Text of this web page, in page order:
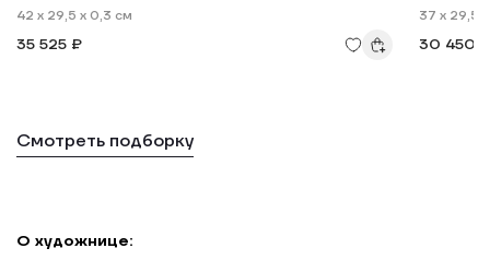
42 x 29,5 x 0,3 см
35 525 ₽
37 x 29,5
30 450
Смотреть подборку
О художнице: